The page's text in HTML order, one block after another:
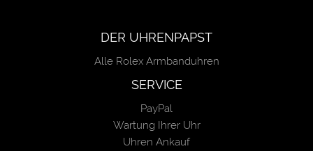
DER UHRENPAPST
Alle Rolex Armbanduhren
SERVICE
PayPal
Wartung Ihrer Uhr
Uhren Ankauf